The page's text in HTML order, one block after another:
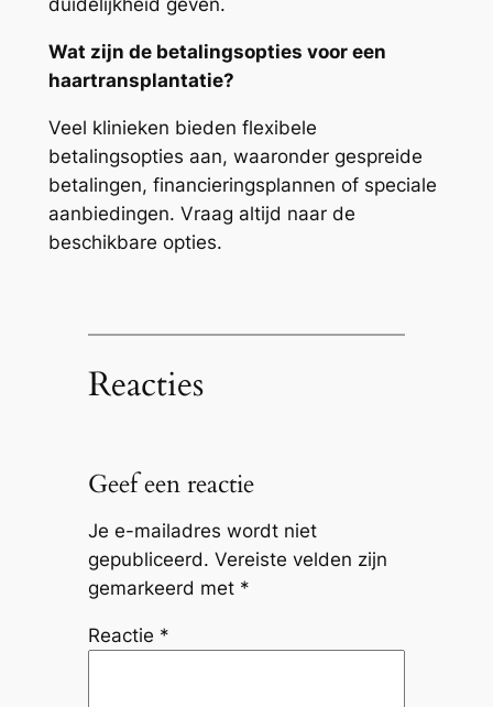
duidelijkheid geven.
Wat zijn de betalingsopties voor een
haartransplantatie?
Veel klinieken bieden flexibele
betalingsopties aan, waaronder gespreide
betalingen, financieringsplannen of speciale
aanbiedingen. Vraag altijd naar de
beschikbare opties.
Reacties
Geef een reactie
Je e-mailadres wordt niet
gepubliceerd. Vereiste velden zijn
gemarkeerd met *
Reactie *